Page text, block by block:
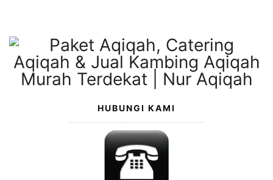
konten
HUBUNGI KAMI